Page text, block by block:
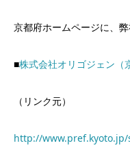
京都府ホームページに、
■株式会社オリゴジェン（
（リンク元）
http://